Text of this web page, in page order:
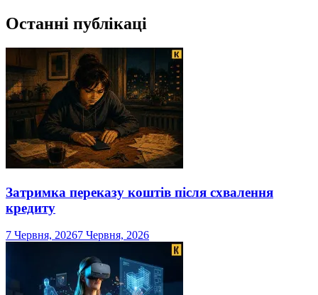
Останні публікаці
Затримка переказу коштів після схвалення
кредиту
7 Червня, 20267 Червня, 2026